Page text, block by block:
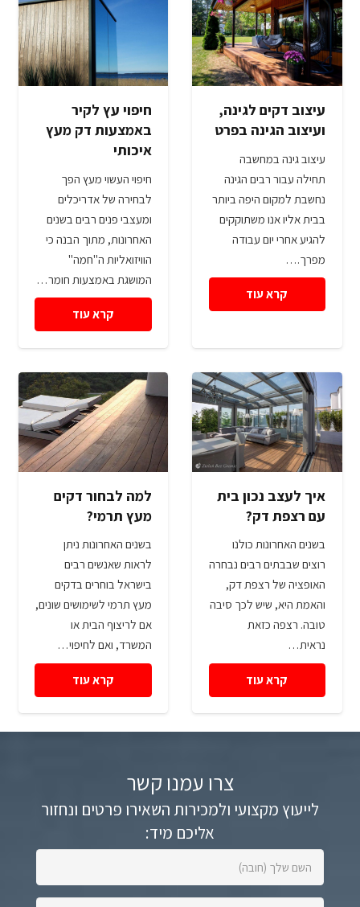
עיצוב דקים לגינה,
ועיצוב הגינה בפרט
עיצוב גינה במחשבה
תחילה עבור רבים הגינה
נחשבת למקום היפה ביותר
בבית אליו אנו משתוקקים
להגיע אחרי יום עבודה
מפרך.…
קרא עוד
חיפוי עץ לקיר
באמצעות דק מעץ
איכותי
חיפוי העשוי מעץ הפך
לבחירה של אדריכלים
ומעצבי פנים רבים בשנים
האחרונות, מתוך הבנה כי
הוויזואליות ה"חמה"
המושגת באמצעות חומר…
קרא עוד
איך לעצב נכון בית
עם רצפת דק?
בשנים האחרונות כולנו
רוצים שבבתים רבים נבחרה
האופציה של רצפת דק,
והאמת היא, שיש לכך סיבה
טובה. רצפה כזאת
נראית…
קרא עוד
למה לבחור דקים
מעץ תרמי?
בשנים האחרונות ניתן
לראות שאנשים רבים
בישראל בוחרים בדקים
מעץ תרמי לשימושים שונים,
אם לריצוף הבית או
המשרד, ואם לחיפוי…
קרא עוד
צרו עמנו קשר
לייעוץ מקצועי ולמכירות השאירו פרטים ונחזור
אליכם מיד:
(חובה):